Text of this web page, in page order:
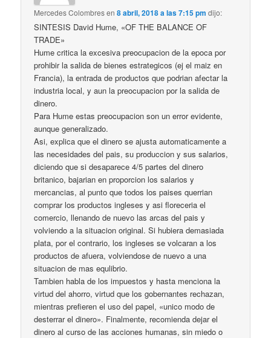
Mercedes Colombresen8 abril, 2018 a las 7:15 pm dijo:
SINTESIS David Hume, «OF THE BALANCE OF
TRADE»
Hume critica la excesiva preocupacion de la epoca por
prohibir la salida de bienes estrategicos (ej el maiz en
Francia), la entrada de productos que podrian afectar la
industria local, y aun la preocupacion por la salida de
dinero.
Para Hume estas preocupacion son un error evidente,
aunque generalizado.
Asi, explica que el dinero se ajusta automaticamente a
las necesidades del pais, su produccion y sus salarios,
diciendo que si desaparece 4/5 partes del dinero
britanico, bajarian en proporcion los salarios y
mercancias, al punto que todos los paises querrian
comprar los productos ingleses y asi floreceria el
comercio, llenando de nuevo las arcas del pais y
volviendo a la situacion original. Si hubiera demasiada
plata, por el contrario, los ingleses se volcaran a los
productos de afuera, volviendose de nuevo a una
situacion de mas equlibrio.
Tambien habla de los impuestos y hasta menciona la
virtud del ahorro, virtud que los gobernantes rechazan,
mientras prefieren el uso del papel, «unico modo de
desterrar el dinero». Finalmente, recomienda dejar el
dinero al curso de las acciones humanas, sin miedo o